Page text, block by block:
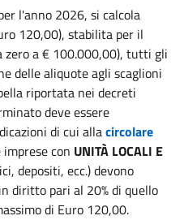
l'anno 2026, si calcola
120,00), stabilita per il
zero a € 100.000,00), tutti gli
delle aliquote agli scaglioni
riportata nei decreti
deve essere
di cui allacircolare
imprese con UNITÀ LOCALI E
depositi, ecc.) devono
diritto pari al 20% di quello
di Euro 120,00.